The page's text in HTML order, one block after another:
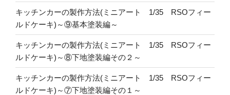
キッチンカーの製作方法(ミニアート 1/35 RSOフィー
ルドケーキ)～⑨基本塗装編～
キッチンカーの製作方法(ミニアート 1/35 RSOフィー
ルドケーキ)～⑧下地塗装編その２～
キッチンカーの製作方法(ミニアート 1/35 RSOフィー
ルドケーキ)～⑦下地塗装編その１～